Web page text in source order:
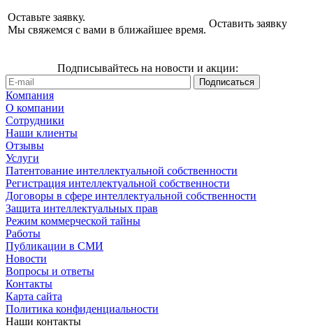
Оставьте заявку.
Мы свяжемся с вами в ближайшее время.
Оставить заявку
Подписывайтесь на новости и акции:
Компания
О компании
Сотрудники
Наши клиенты
Отзывы
Услуги
Патентование интеллектуальной собственности
Регистрация интеллектуальной собственности
Договоры в сфере интеллектуальной собственности
Защита интеллектуальных прав
Режим коммерческой тайны
Работы
Публикации в СМИ
Новости
Вопросы и ответы
Контакты
Карта сайта
Политика конфиденциальности
Наши контакты